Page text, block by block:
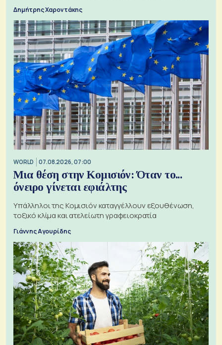
Δημήτρης Χαροντάκης
WORLD 07.08.2026, 07:00
Μια θέση στην Κομισιόν: Όταν το...
όνειρο γίνεται εφιάλτης
Υπάλληλοι της Κομισιόν καταγγέλλουν εξουθένωση,
τοξικό κλίμα και ατελείωτη γραφειοκρατία
Γιάννης Αγουρίδης